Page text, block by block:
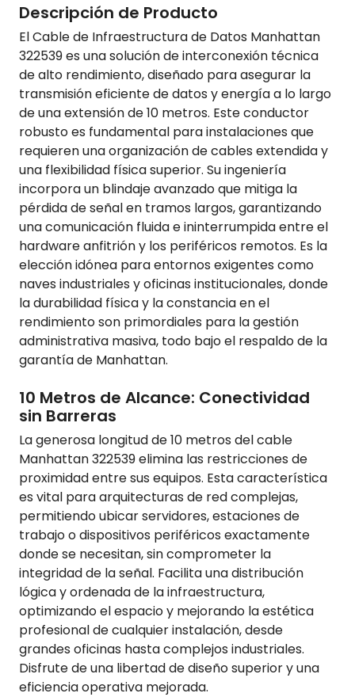
Descripción de Producto
El Cable de Infraestructura de Datos Manhattan
322539 es una solución de interconexión técnica
de alto rendimiento, diseñado para asegurar la
transmisión eficiente de datos y energía a lo largo
de una extensión de 10 metros. Este conductor
robusto es fundamental para instalaciones que
requieren una organización de cables extendida y
una flexibilidad física superior. Su ingeniería
incorpora un blindaje avanzado que mitiga la
pérdida de señal en tramos largos, garantizando
una comunicación fluida e ininterrumpida entre el
hardware anfitrión y los periféricos remotos. Es la
elección idónea para entornos exigentes como
naves industriales y oficinas institucionales, donde
la durabilidad física y la constancia en el
rendimiento son primordiales para la gestión
administrativa masiva, todo bajo el respaldo de la
garantía de Manhattan.
10 Metros de Alcance: Conectividad
sin Barreras
La generosa longitud de 10 metros del cable
Manhattan 322539 elimina las restricciones de
proximidad entre sus equipos. Esta característica
es vital para arquitecturas de red complejas,
permitiendo ubicar servidores, estaciones de
trabajo o dispositivos periféricos exactamente
donde se necesitan, sin comprometer la
integridad de la señal. Facilita una distribución
lógica y ordenada de la infraestructura,
optimizando el espacio y mejorando la estética
profesional de cualquier instalación, desde
grandes oficinas hasta complejos industriales.
Disfrute de una libertad de diseño superior y una
eficiencia operativa mejorada.